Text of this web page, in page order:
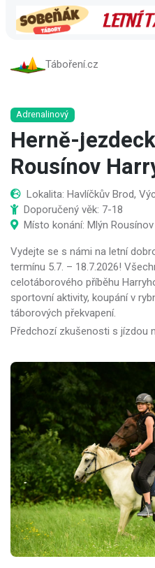
Táboření.cz
Adrenalinový
Herně-
Rousínov
Lokalita: Havlíčkův Brod,
Doporučený věk: 7-18
Místo konání: Mlýn
Vydejte se s námi na letní
termínu 5.7. – 18.7.2026!
celotáborového příběhu
sportovní aktivity, koupání v
táborových překvapení.
Předchozí zkušenosti s jízdou